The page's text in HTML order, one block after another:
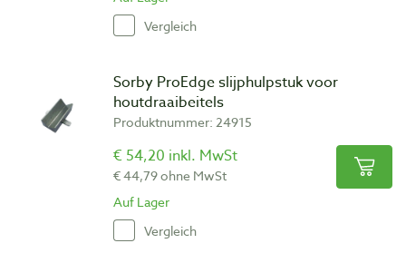
Vergleich
Sorby ProEdge slijphulpstuk voor
houtdraaibeitels
Produktnummer: 24915
€ 54,20 inkl. MwSt
€ 44,79 ohne MwSt
Auf Lager
Vergleich